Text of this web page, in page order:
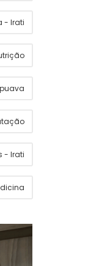
- Irati
- Irati